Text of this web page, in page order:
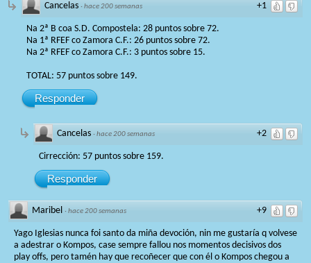
+1
Cancelas ·hace 200 semanas
Na 2ª B coa S.D. Compostela: 28 puntos sobre 72.
Na 1ª RFEF co Zamora C.F.: 26 puntos sobre 72.
Na 2ª RFEF co Zamora C.F.: 3 puntos sobre 15.
TOTAL: 57 puntos sobre 149.
Responder
+2
Cancelas ·hace 200 semanas
Cirrección: 57 puntos sobre 159.
Responder
+9
Maribel ·hace 200 semanas
Yago Iglesias nunca foi santo da miña devoción, nin me gustaría q volvese
a adestrar o Kompos, case sempre fallou nos momentos decisivos dos
play offs, pero tamén hay que recoñecer que con él o Kompos chegou a